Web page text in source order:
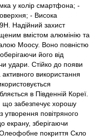
у колір смартфона; -
- Висока
9Н. Надійний захист
вмістом алюмінію та
Моосу. Воно повністю
його від
удари. Стійко до появи
використання
в Південній Кореї.
забезпечує хорошу
утворення повітряного
екрану, зберігаючи
Олеофобне покриття Скло